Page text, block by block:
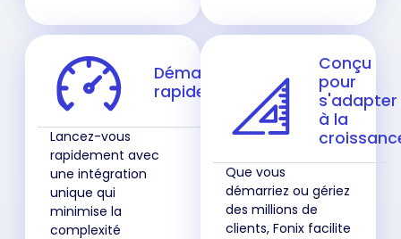
Démarrez
rapidement
Lancez-vous
rapidement avec
une intégration
unique qui
minimise la
complexité
Conçu
pour
s'adapter
à la
Que vous
démarriez ou gériez
des millions de
clients, Fonix facilite